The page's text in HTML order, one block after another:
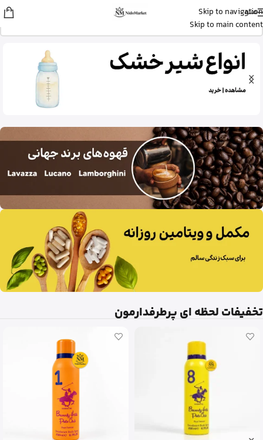
Skip to navigation
Skip to main content
منو
تخفیفات لحظه ای پرطرفدارمون
زهرااز گرگان
کپسول پریورین بایر آلمان رو خرید کرد